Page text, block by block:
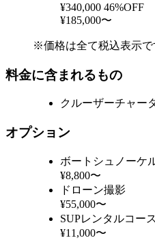
¥340,000 46%OFF
¥185,000〜
※価格は全て税込表示で
料金に含まれるもの
クルーザーチャー
オプション
ボートシュノーケ
¥8,800〜
ドローン撮影
¥55,000〜
SUPレンタルコー
¥11,000〜